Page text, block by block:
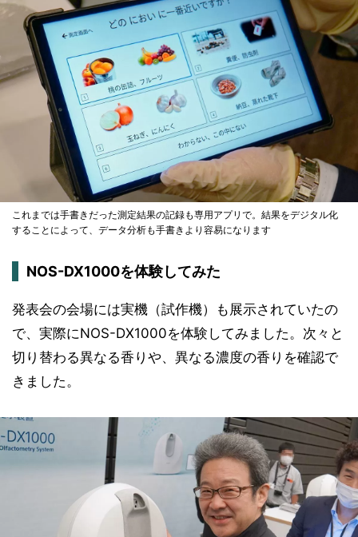
これまでは手書きだった測定結果の記録も専用アプリで。結果をデジタル化
することによって、データ分析も手書きより容易になります
NOS-DX1000を体験してみた
発表会の会場には実機（試作機）も展示されていたの
で、実際にNOS-DX1000を体験してみました。次々と
切り替わる異なる香りや、異なる濃度の香りを確認で
きました。